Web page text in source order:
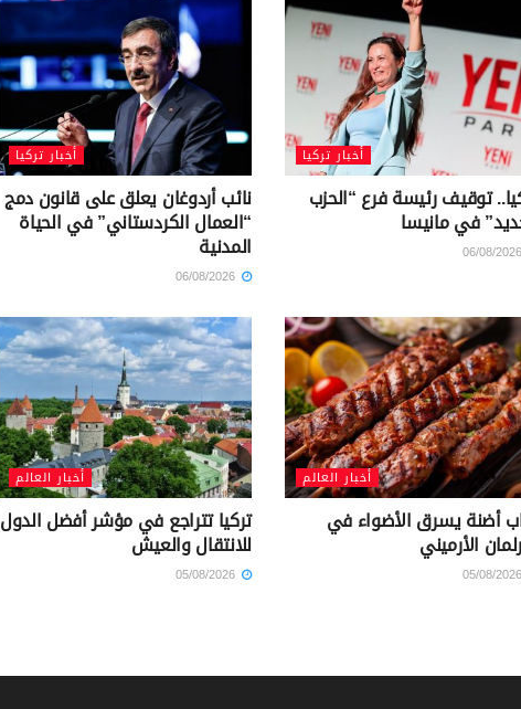
أخبار تركيا
توقيف رئيسة فرع “الحزب
في مانيسا
أخبار تركيا
نائب أردوغان يعلق على قانون دمج
“العمال الكردستاني” في الحياة
المدنية
أخبار العالم
أضنة يسرق الأضواء في
الأرميني
أخبار العالم
تركيا تتراجع في مؤشر أفضل الدول
للانتقال والعيش